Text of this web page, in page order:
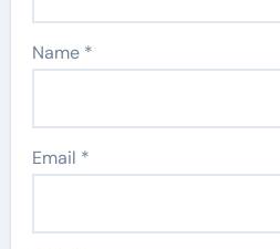
Name *
Email *